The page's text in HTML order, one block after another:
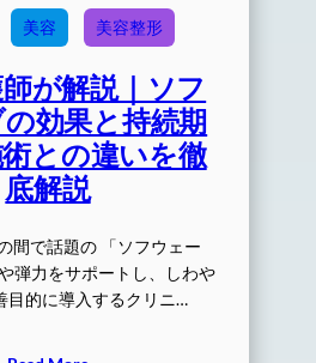
美容 美容整形
が解説｜ソフ
効果と持続期
との違いを徹
底解説
間で話題の 「ソフウェー
弾力をサポートし、しわや
目的に導入するクリニ…